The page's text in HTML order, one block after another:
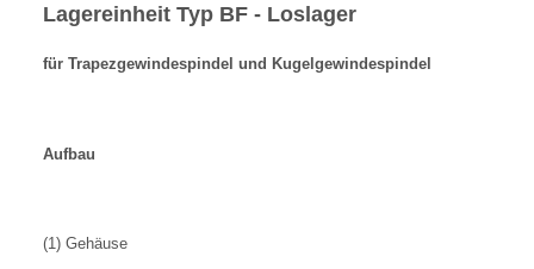
Lagereinheit Typ BF - Loslager
für Trapezgewindespindel und Kugelgewindespindel
Aufbau
(1) Gehäuse